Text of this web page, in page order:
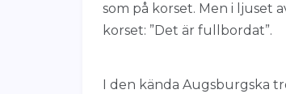
som på korset. Men i ljuset
korset: ”Det är fullbordat”.
I den kända Augsburgska